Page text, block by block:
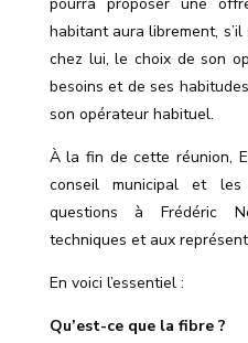
habitant aura librement,
chez lui, le choix de son
besoins et de ses
son opérateur habituel.
À la fin de cette réunion,
conseil municipal et
questions à Frédéric
techniques et aux
En voici l’essentiel :
Qu’est-ce que la fibre ?